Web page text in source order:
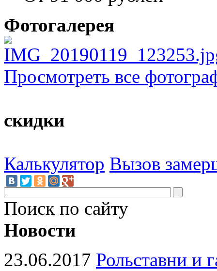
Фотогалерея
Просмотреть все
скидки
Калькулятор Вызов
Поиск по сайту
Новости
23.06.2017 Рольставни и